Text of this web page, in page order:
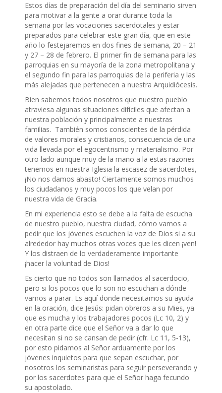
Estos días de preparación del día del seminario sirven
para motivar a la gente a orar durante toda la
semana por las vocaciones sacerdotales y estar
preparados para celebrar este gran día, que en este
año lo festejaremos en dos fines de semana, 20 – 21
y 27 – 28 de febrero. El primer fin de semana para las
parroquias en su mayoría de la zona metropolitana y
el segundo fin para las parroquias de la periferia y las
más alejadas que pertenecen a nuestra Arquidiócesis.
Bien sabemos todos nosotros que nuestro pueblo
atraviesa algunas situaciones difíciles que afectan a
nuestra población y principalmente a nuestras
familias. También somos conscientes de la pérdida
de valores morales y cristianos, consecuencia de una
vida llevada por el egocentrismo y materialismo. Por
otro lado aunque muy de la mano a la estas razones
tenemos en nuestra Iglesia la escasez de sacerdotes,
¡No nos damos abasto! Ciertamente somos muchos
los ciudadanos y muy pocos los que velan por
nuestra vida de Gracia.
En mi experiencia esto se debe a la falta de escucha
de nuestro pueblo, nuestra ciudad, cómo vamos a
pedir que los jóvenes escuchen la voz de Dios si a su
alrededor hay muchos otras voces que les dicen ¡ven!
Y los distraen de lo verdaderamente importante
¡hacer la voluntad de Dios!
Es cierto que no todos son llamados al sacerdocio,
pero si los pocos que lo son no escuchan a dónde
vamos a parar. Es aquí donde necesitamos su ayuda
en la oración, dice Jesús: pidan obreros a su Mies, ya
que es mucha y los trabajadores pocos (Lc 10, 2) y
en otra parte dice que el Señor va a dar lo que
necesitan si no se cansan de pedir (cfr. Lc 11, 5-13),
por esto pidamos al Señor arduamente por los
jóvenes inquietos para que sepan escuchar, por
nosotros los seminaristas para seguir perseverando y
por los sacerdotes para que el Señor haga fecundo
su apostolado.